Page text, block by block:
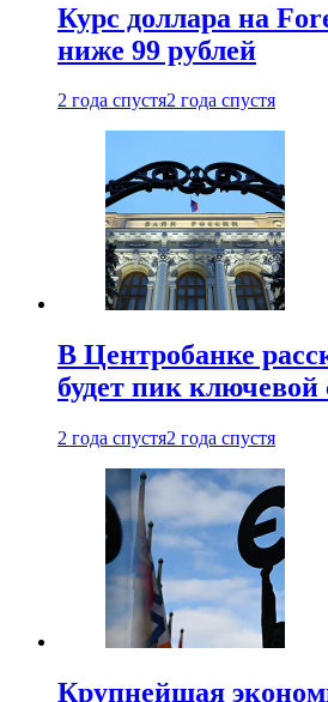
Курс доллара на
ниже 99 рублей
2 года спустя2 года спустя
В Центробанке
будет пик ключевой
2 года спустя2 года спустя
Крупнейшая